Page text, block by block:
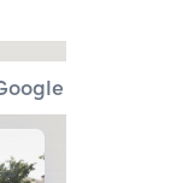
Map